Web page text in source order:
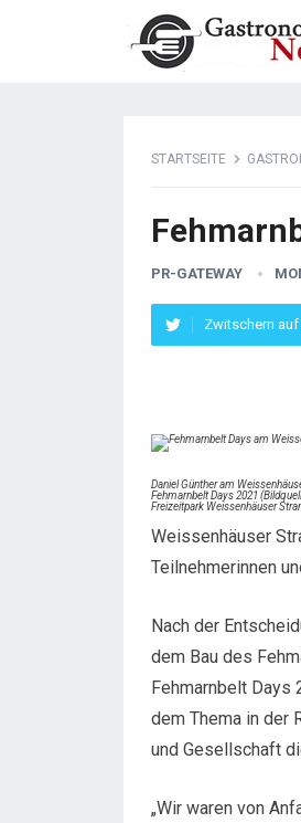
STARTSEITE
PR-GATEWAY
Zwitschern
Daniel Günther am
Fehmarnbelt Days 2021
Freizeitpark Weissenhäuser
Weissenhäuser
Teilnehmerinnen
Nach der
dem Bau des
Fehmarnbelt Days
dem Thema in der
und Gesellschaft
„Wir waren von